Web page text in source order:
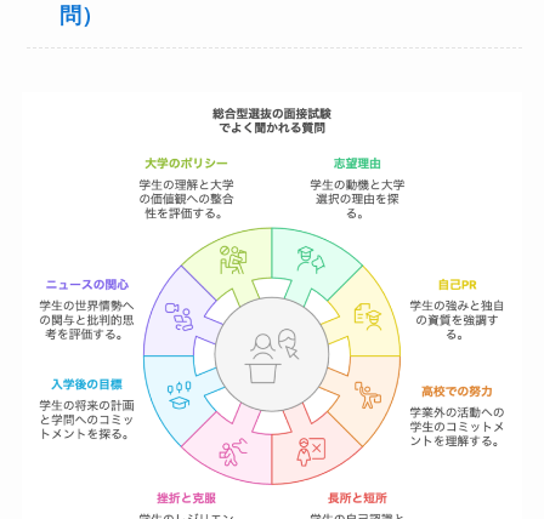
問）